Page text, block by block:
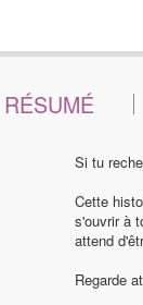
RÉSUMÉ
Si tu
Cette
s'ouvrir à
attend
Regarde